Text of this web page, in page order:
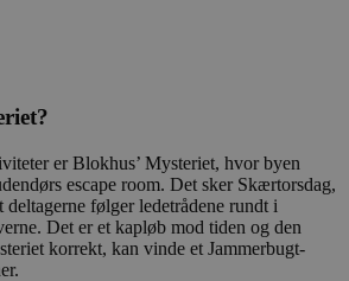
er Blokhus’ Mysteriet, hvor byen
escape room. Det sker Skærtorsdag,
følger ledetrådene rundt i
Det er et kapløb mod tiden og den
korrekt, kan vinde et Jammerbugt-